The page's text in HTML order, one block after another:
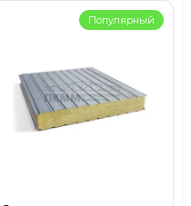
Популярный